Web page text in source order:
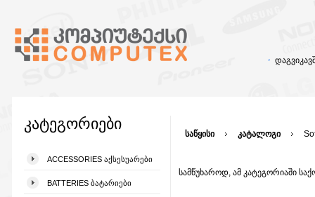
კატეგორიები
ACCESSORIES ᲐᲥᲡᲔᲡᲣᲐᲠᲔᲑᲘ
BATTERIES ᲑᲐᲢᲐᲠᲘᲔᲑᲘ
საწყისი კატალოგი
სამწუხაროდ, ამ კატეგორიაში